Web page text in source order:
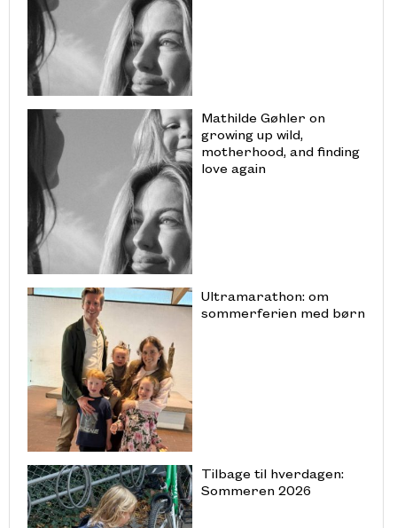
Mathilde Gøhler on
growing up wild,
motherhood, and finding
love again
Ultramarathon: om
sommerferien med børn
Tilbage til hverdagen:
Sommeren 2026